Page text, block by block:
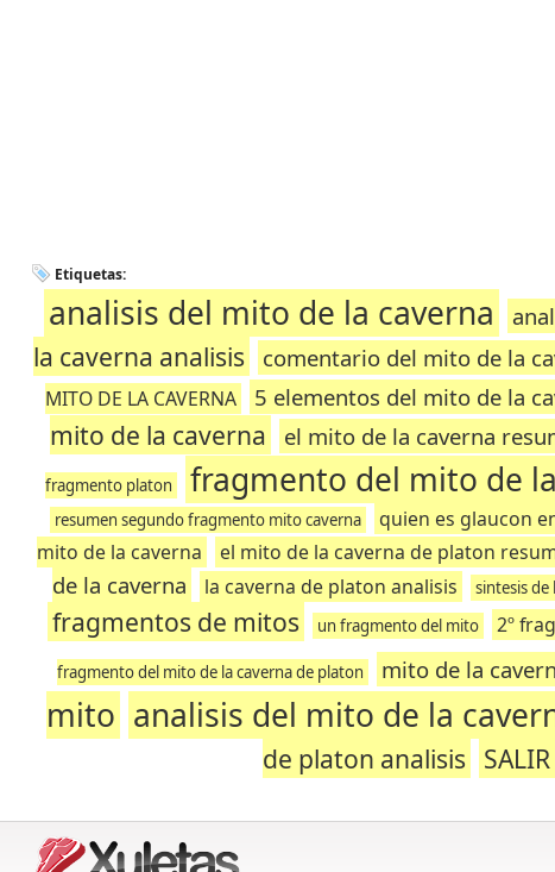
Etiquetas:
analisis del mito de la caverna
la caverna analisis
comentario del mito de la
MITO DE LA CAVERNA
5 elementos del mito de la
mito de la caverna
el mito de la caverna
fragmento platon fragmento del mito de
resumen segundo fragmento mito caverna
quien es glaucon
mito de la caverna
el mito de la caverna de platon
de la caverna
la caverna de platon analisis sintesis de
fragmentos de mitos un fragmento del mito 2º
fragmento del mito de la caverna de platon mito de la
mito analisis del mito de la
de platon analisis